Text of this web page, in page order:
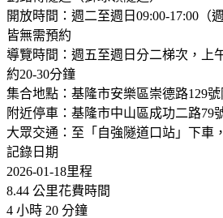
開放時間：週二至週日09:00-17:00（
皆無需預約
導覽時間：週五至週日分二梯次，上
約20-30分鐘
集合地點：基隆市安樂區崇德路129號
附近停車：基隆市中山區成功二路79
大眾交通：至「自強隧道口站」下車
記錄日期
2026-01-18里程
8.44 公里花費時間
4 小時 20 分鐘